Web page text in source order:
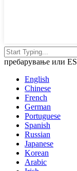
пребарување или
English
Chinese
French
German
Portuguese
Spanish
Russian
Japanese
Korean
Arabic